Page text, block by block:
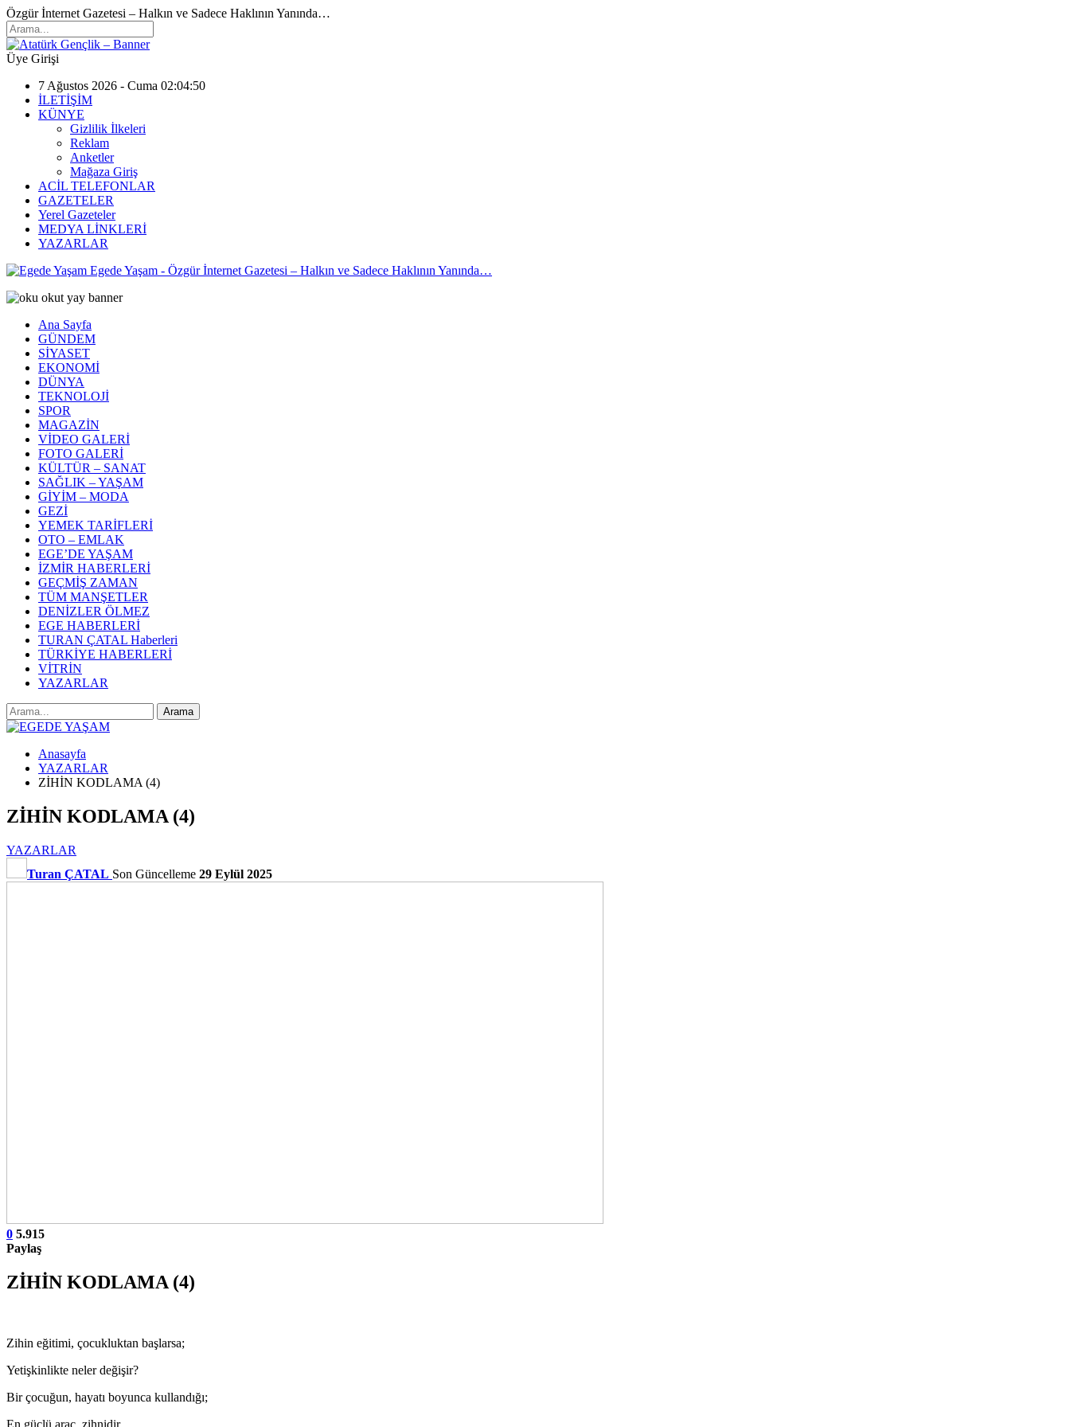
Özgür İnternet Gazetesi – Halkın ve Sadece Haklının Yanında…
Üye Girişi
7 Ağustos 2026 - Cuma 02:04:50
İLETİŞİM
KÜNYE
Gizlilik İlkeleri
Reklam
Anketler
Mağaza Giriş
ACİL TELEFONLAR
GAZETELER
Yerel Gazeteler
MEDYA LİNKLERİ
YAZARLAR
Egede Yaşam - Özgür İnternet Gazetesi – Halkın ve Sadece Haklının Yanında…
Ana Sayfa
GÜNDEM
SİYASET
EKONOMİ
DÜNYA
TEKNOLOJİ
SPOR
MAGAZİN
VİDEO GALERİ
FOTO GALERİ
KÜLTÜR – SANAT
SAĞLIK – YAŞAM
GİYİM – MODA
GEZİ
YEMEK TARİFLERİ
OTO – EMLAK
EGE’DE YAŞAM
İZMİR HABERLERİ
GEÇMİŞ ZAMAN
TÜM MANŞETLER
DENİZLER ÖLMEZ
EGE HABERLERİ
TURAN ÇATAL Haberleri
TÜRKİYE HABERLERİ
VİTRİN
YAZARLAR
Anasayfa
YAZARLAR
ZİHİN KODLAMA (4)
ZİHİN KODLAMA (4)
YAZARLAR
Turan ÇATAL Son Güncelleme 29 Eylül 2025
0 5.915
Paylaş
ZİHİN KODLAMA (4)
Zihin eğitimi, çocukluktan başlarsa;
Yetişkinlikte neler değişir?
Bir çocuğun, hayatı boyunca kullandığı;
En güçlü araç, zihnidir…